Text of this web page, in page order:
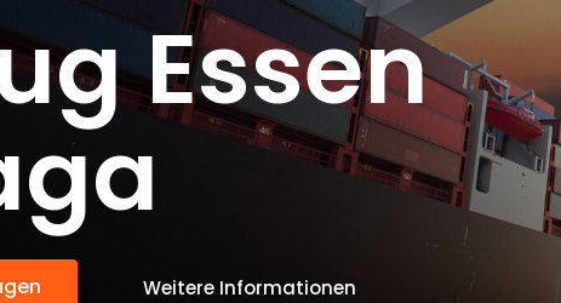
Essen
Weitere Informationen